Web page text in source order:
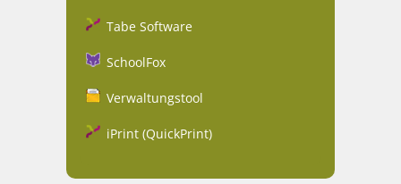
Tabe Software
SchoolFox
Verwaltungstool
iPrint (QuickPrint)